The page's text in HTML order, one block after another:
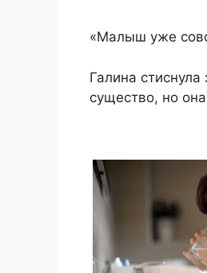
«Малыш уже
Галина
существо, но